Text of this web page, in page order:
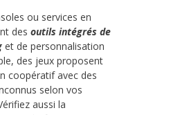
ou services en
des outils intégrés de
et de personnalisation
des jeux proposent
coopératif avec des
selon vos
aussi la